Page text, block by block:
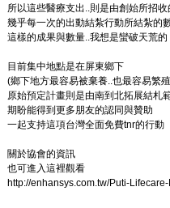
所以這些醫療支出..則是由創始所招
幾乎每一次的出動結紮行動所結紮的
這樣的成果與數量..我想是蠻破天荒的
目前集中地點是在屏東鄉下
(鄉下地方最容易被棄養..也最容易繁
原始預定計畫則是由南到北拓展結札
期盼能得到更多朋友的認同與贊助
一起支持這項台灣全面免費tnr的行動
關於協會的資訊
也可進入這裡觀看
http://enhansys.com.tw/Puti-